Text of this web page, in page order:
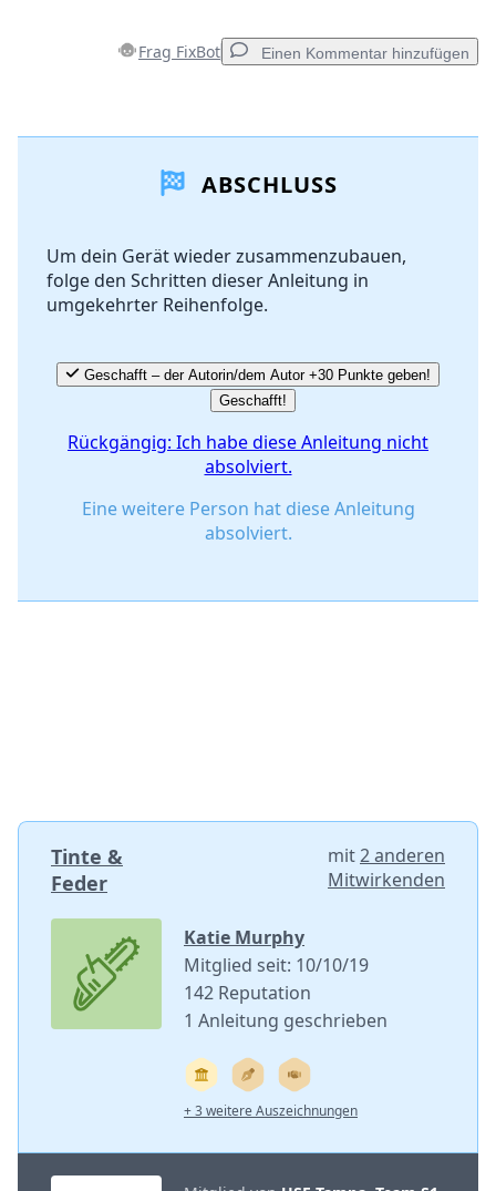
Frag FixBot Einen Kommentar hinzufügen
Kommentar hinzufügen
Abbrechen Kommentieren
ABSCHLUSS
Um dein Gerät wieder zusammenzubauen,
folge den Schritten dieser Anleitung in
umgekehrter Reihenfolge.
Geschafft – der Autorin/dem Autor +30 Punkte geben!
Geschafft!
Rückgängig: Ich habe diese Anleitung nicht
absolviert.
Eine weitere Person hat diese Anleitung
absolviert.
Tinte &
Feder
mit2 anderen
Mitwirkenden
Katie Murphy
Mitglied seit: 10/10/19
142 Reputation
1 Anleitung geschrieben
+ 3 weitere Auszeichnungen